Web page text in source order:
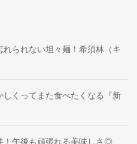
られない坦々麺！希須林（キ
しくってまた食べたくなる『新
！午後も頑張れる美味しさ◎